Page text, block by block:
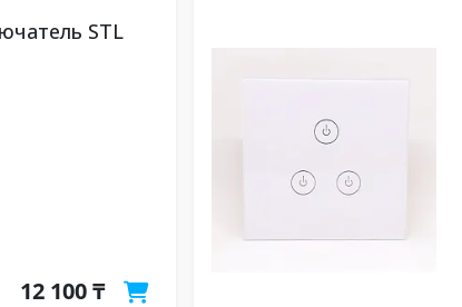
STL
12 100 ₸